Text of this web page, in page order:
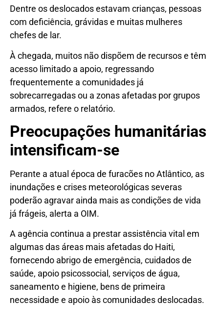
Dentre os deslocados estavam crianças, pessoas
com deficiência, grávidas e muitas mulheres
chefes de lar.
À chegada, muitos não dispõem de recursos e têm
acesso limitado a apoio, regressando
frequentemente a comunidades já
sobrecarregadas ou a zonas afetadas por grupos
armados, refere o relatório.
Preocupações humanitárias
intensificam-se
Perante a atual época de furacões no Atlântico, as
inundações e crises meteorológicas severas
poderão agravar ainda mais as condições de vida
já frágeis, alerta a OIM.
A agência continua a prestar assistência vital em
algumas das áreas mais afetadas do Haiti,
fornecendo abrigo de emergência, cuidados de
saúde, apoio psicossocial, serviços de água,
saneamento e higiene, bens de primeira
necessidade e apoio às comunidades deslocadas.